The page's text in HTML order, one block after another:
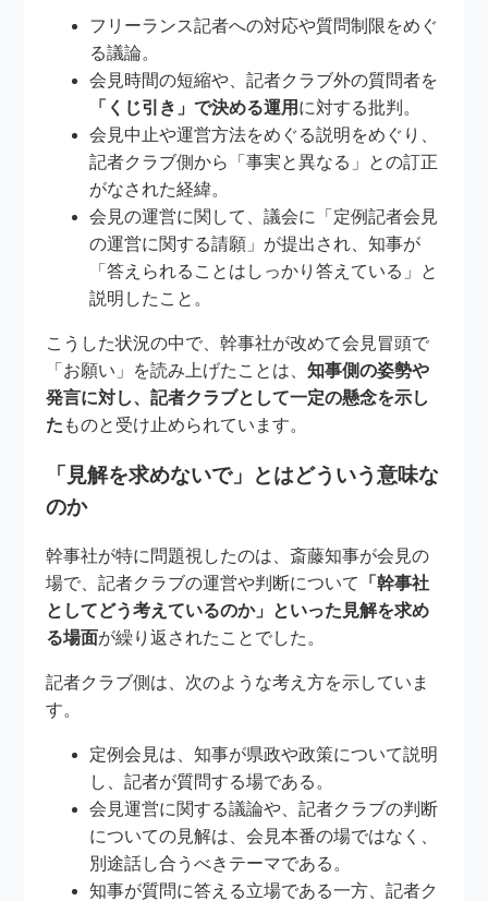
フリーランス記者への対応や質問制限をめぐ
る議論。
会見時間の短縮や、記者クラブ外の質問者を
「くじ引き」で決める運用 に対する批判。
会見中止や運営方法をめぐる説明をめぐり、
記者クラブ側から「事実と異なる」との訂正
がなされた経緯。
会見の運営に関して、議会に「定例記者会見
の運営に関する請願」が提出され、知事が
「答えられることはしっかり答えている」と
説明したこと。
こうした状況の中で、幹事社が改めて会見冒頭で
「お願い」を読み上げたことは、知事側の姿勢や
発言に対し、記者クラブとして一定の懸念を示し
た ものと受け止められています。
「見解を求めないで」とはどういう意味な
のか
幹事社が特に問題視したのは、斎藤知事が会見の
場で、記者クラブの運営や判断について
「幹事社
としてどう考えているのか」といった見解を求め
る場面が繰り返されたことでした。
記者クラブ側は、次のような考え方を示していま
す。
定例会見は、知事が県政や政策について説明
し、記者が質問する場である。
会見運営に関する議論や、記者クラブの判断
についての見解は、会見本番の場ではなく、
別途話し合うべきテーマである。
知事が質問に答える立場である一方、記者ク